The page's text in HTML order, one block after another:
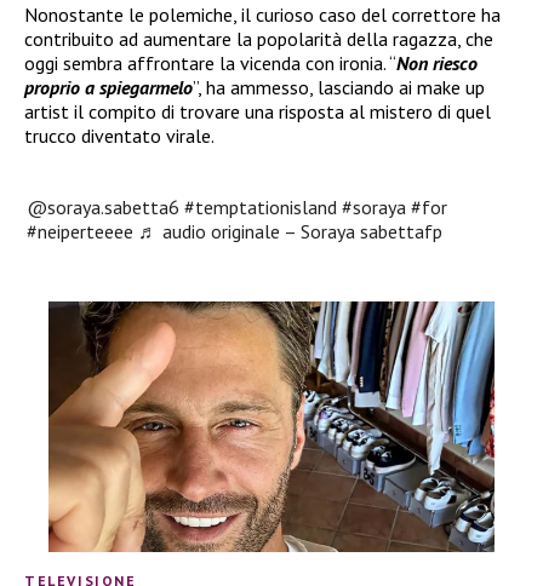
Nonostante le polemiche, il curioso caso del correttore ha
contribuito ad aumentare la popolarità della ragazza, che
oggi sembra affrontare la vicenda con ironia. “Non riesco
proprio a spiegarmelo”, ha ammesso, lasciando ai make up
artist il compito di trovare una risposta al mistero di quel
trucco diventato virale.
@soraya.sabetta6 #temptationisland #soraya #for
#neiperteeee ♬ audio originale – Soraya sabettafp
TELEVISIONE